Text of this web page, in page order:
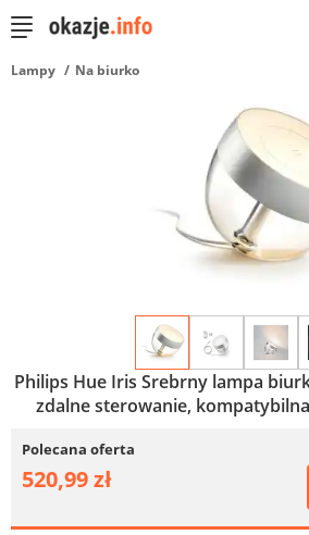
Lampy Na biurko
Philips Hue Iris Srebrny lampa
zdalne sterowanie,
Polecana oferta
520,99 zł